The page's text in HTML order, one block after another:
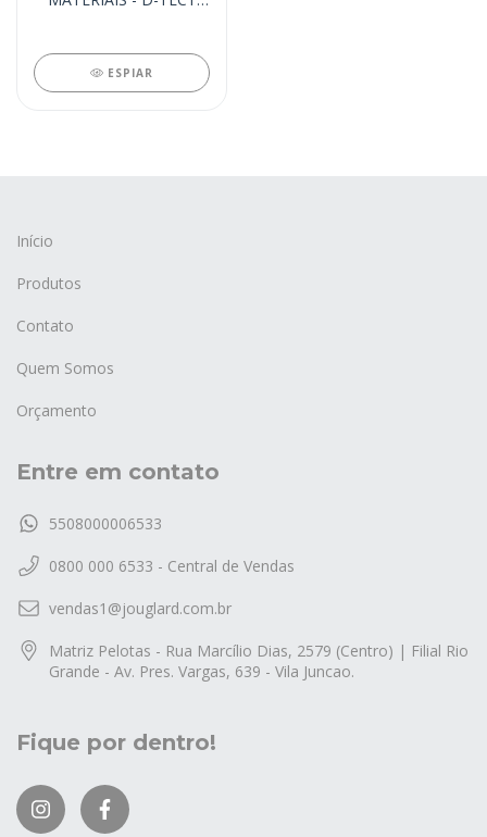
ESPIAR
Início
Produtos
Contato
Quem Somos
Orçamento
Entre em contato
5508000006533
0800 000 6533 - Central de Vendas
vendas1@jouglard.com.br
Matriz Pelotas - Rua Marcílio Dias, 2579 (Centro) | Filial Rio
Grande - Av. Pres. Vargas, 639 - Vila Juncao.
Fique por dentro!